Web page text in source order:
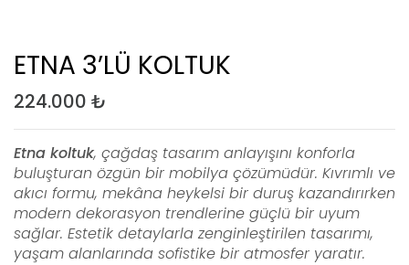
ETNA 3’LÜ KOLTUK
224.000 ₺
Etna koltuk, çağdaş tasarım anlayışını konforla
buluşturan özgün bir mobilya çözümüdür. Kıvrımlı ve
akıcı formu, mekâna heykelsi bir duruş kazandırırken
modern dekorasyon trendlerine güçlü bir uyum
sağlar. Estetik detaylarla zenginleştirilen tasarımı,
yaşam alanlarında sofistike bir atmosfer yaratır.